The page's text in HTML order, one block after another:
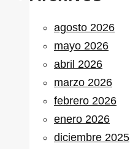
agosto 2026
mayo 2026
abril 2026
marzo 2026
febrero 2026
enero 2026
diciembre 2025